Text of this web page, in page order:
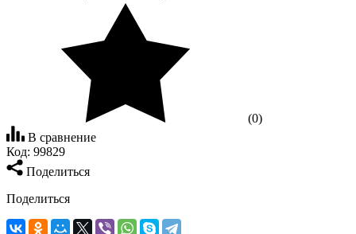
(0)
В сравнение
Код: 99829
Поделиться
Поделиться